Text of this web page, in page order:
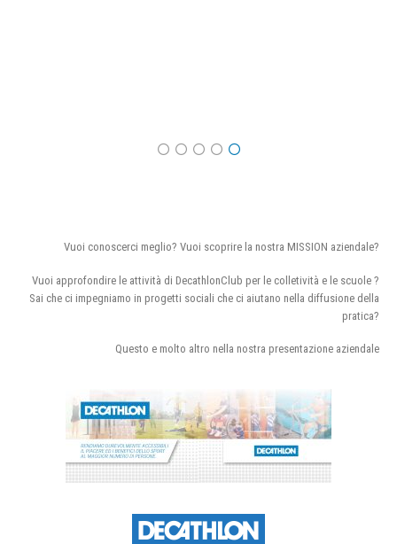
Vuoi conoscerci meglio? Vuoi scoprire la nostra MISSION aziendale?
Vuoi approfondire le attività di DecathlonClub per le colletività e le scuole ?
Sai che ci impegniamo in progetti sociali che ci aiutano nella diffusione della
pratica?
Questo e molto altro nella nostra presentazione aziendale